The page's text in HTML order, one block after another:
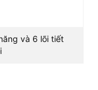
và 6 lõi tiết